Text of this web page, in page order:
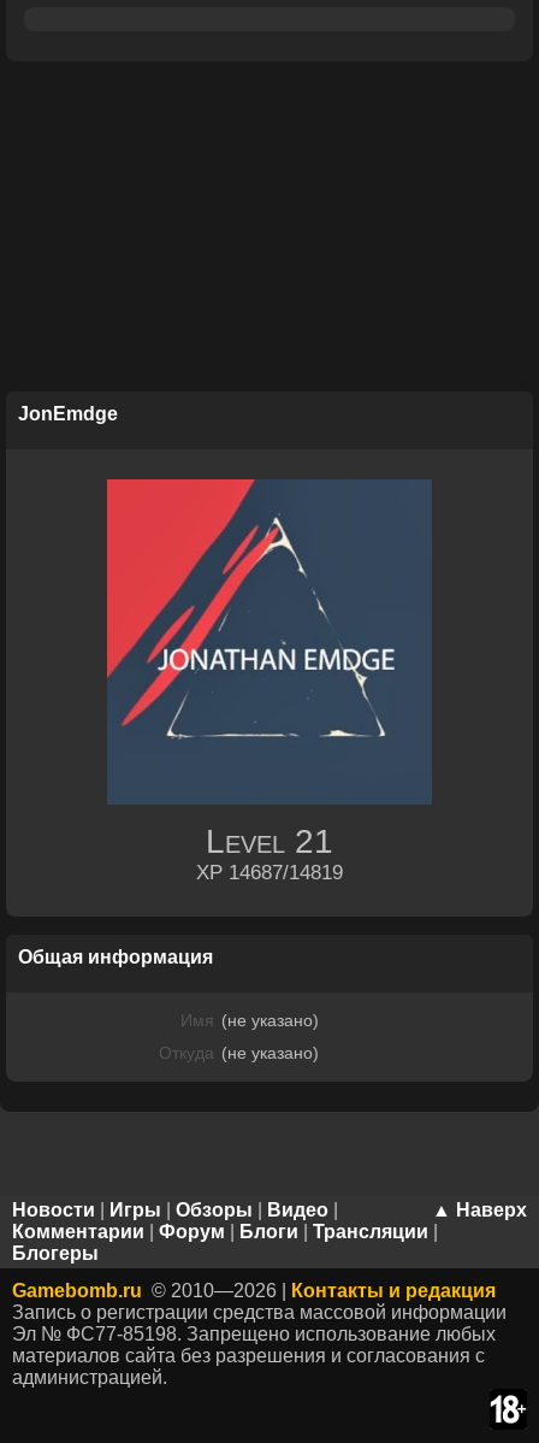
JonEmdge
Level 21
XP 14687/14819
Общая информация
Имя (не указано)
Откуда (не указано)
▲ Наверх
Новости Игры Обзоры Видео
Комментарии
Форум Блоги Трансляции
Блогеры
Gamebomb.ru © 2010—2026 |
Контакты и редакция
Запись о регистрации средства массовой информации
Эл № ФС77-85198. Запрещено использование любых
материалов сайта без разрешения и согласования с
администрацией.